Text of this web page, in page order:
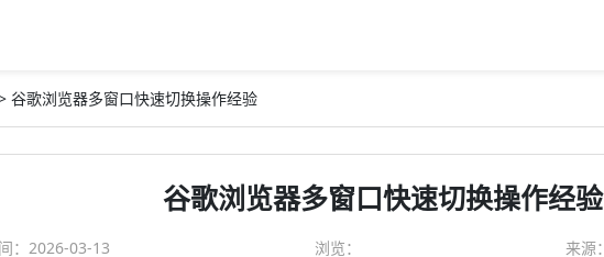
谷歌浏览器多窗口快速切换操作经验
谷歌浏览器多窗口快速切换操作经验
：2026-03-13 浏览： 来源：